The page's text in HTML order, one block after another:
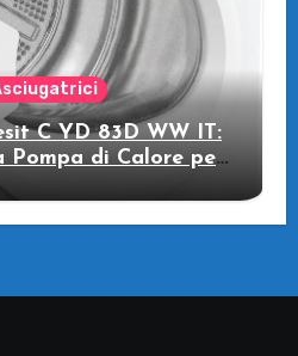
C YD 83D WW IT:
Pompa di Calore per
Benessere